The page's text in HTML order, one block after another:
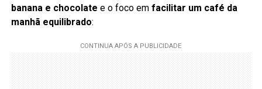
banana e chocolate e o foco em facilitar um café da
manhã equilibrado: